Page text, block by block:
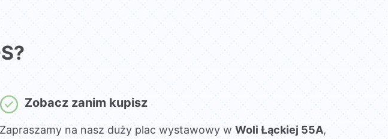
Zobacz zanim kupisz
Zapraszamy na nasz duży plac wystawowy wWoli Łąckiej 55A,